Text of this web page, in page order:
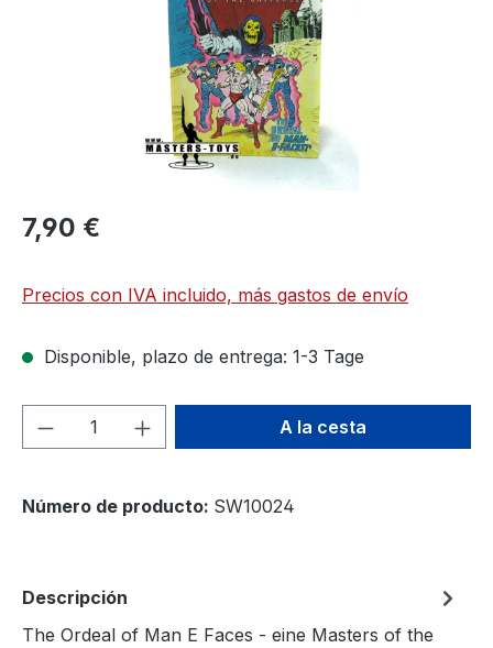
7,90 €
Precios con IVA incluido, más gastos de envío
Disponible, plazo de entrega: 1-3 Tage
Cantidad del producto: introduce la
A la cesta
Número de producto: SW10024
Descripción
The Ordeal of Man E Faces - eine Masters of the